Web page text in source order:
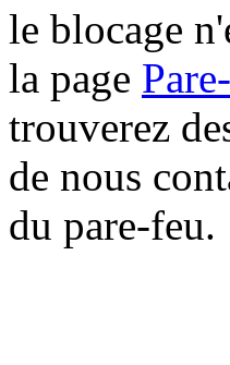
le blocage
la page
trouverez
de nous
du pare-feu.